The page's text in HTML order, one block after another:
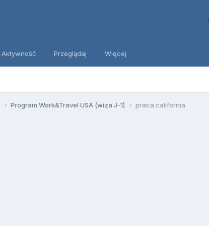
Aktywność Przeglądaj Więcej
Program Work&Travel USA (wiza J-1) praca california